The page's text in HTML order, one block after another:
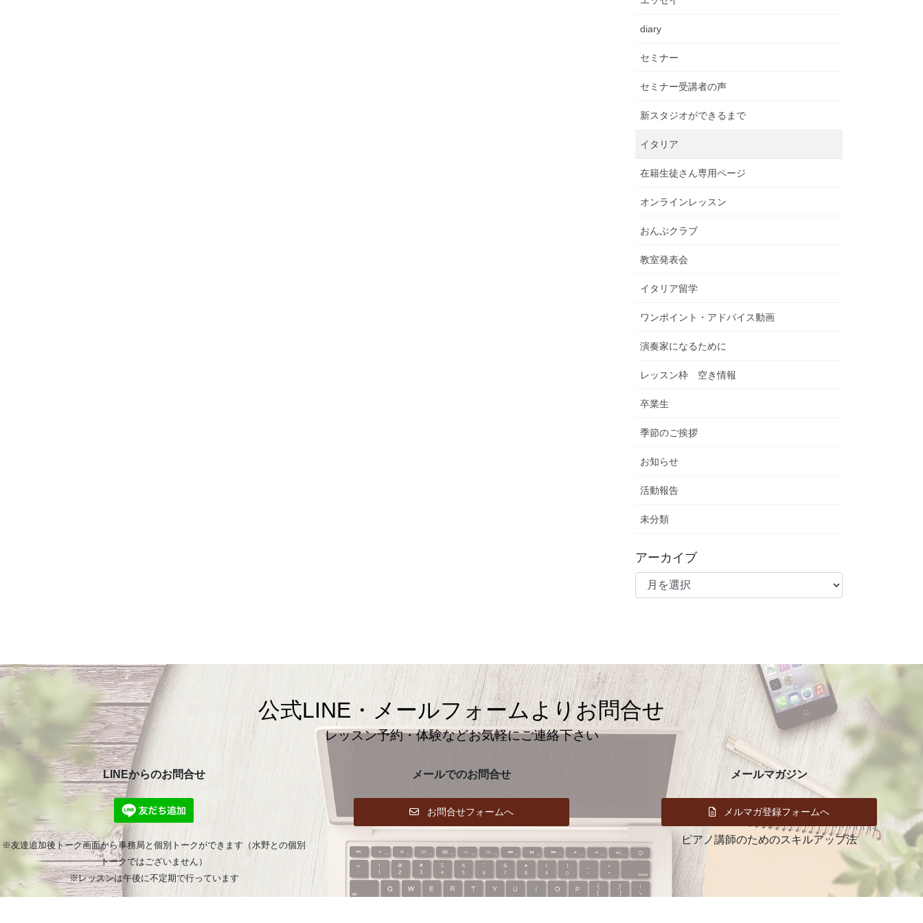
diary
セミナー
セミナー受講者の声
新スタジオができるまで
イタリア
在籍生徒さん専用ページ
オンラインレッスン
おんぷクラブ
教室発表会
イタリア留学
ワンポイント・アドバイス動画
演奏家になるために
レッスン枠 空き情報
卒業生
季節のご挨拶
お知らせ
活動報告
未分類
アーカイブ
ア
公式LINE・メールフォームよりお問合せ
レッスン予約・体験などお気軽にご連絡下さい
LINEからのお問合せ
※友達追加後トーク画面から事務局と個別トークができます（水野との個別
トークではございません）
※レッスンは午後に不定期で行っています
メールでのお問合せ
お問合せフォームへ
メールマガジン
メルマガ登録フォームへ
ピアノ講師のためのスキルアップ法